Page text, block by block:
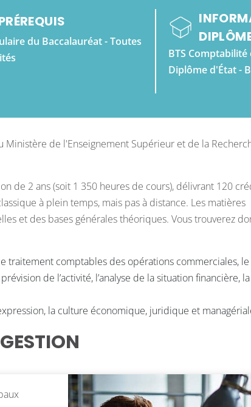
du Baccalauréat - Toutes
BTS
Diplôme d'État -
de l'Enseignement Supérieur et de la
de 2 ans (soit 1 350 heures de cours), délivrant 120
à plein temps, mais pas à distance. Les matières
et des bases générales théoriques. Vous trouverez
traitement comptables des opérations commerciales,
de l’activité, l’analyse de la situation financière, la
la culture économique, juridique et